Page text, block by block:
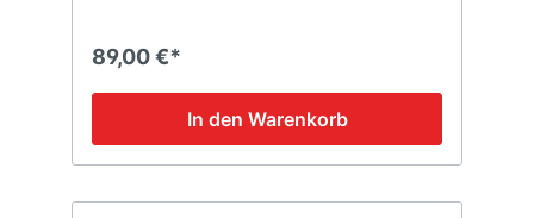
89,00 €*
In den Warenkorb